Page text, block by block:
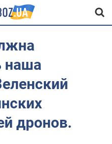
наша
дронов.